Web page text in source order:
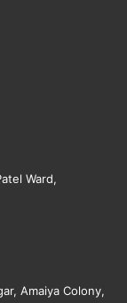
Ward,
Amaiya Colony,